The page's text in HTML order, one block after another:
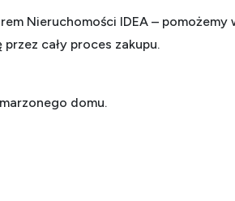
Nieruchomości IDEA – pomożemy
cały proces zakupu.
domu.